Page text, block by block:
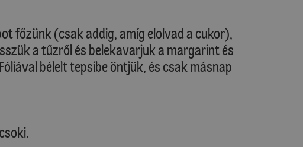
főzünk (csak addig, amíg elolvad a cukor),
a tűzről és belekavarjuk a margarint és
bélelt tepsibe öntjük, és csak másnap